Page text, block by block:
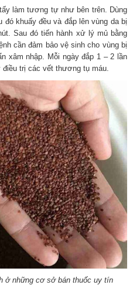
làm tương tự như bên trên. Dùng
khuấy đều và đắp lên vùng da bị
Sau đó tiến hành xử lý mủ bằng
cần đảm bảo vệ sinh cho vùng bị
xâm nhập. Mỗi ngày đắp 1 – 2 lần
trị các vết thương tụ máu.
ở những cơ sở bán thuốc uy tín